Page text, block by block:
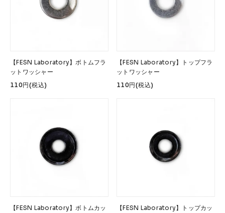
【FESN Laboratory】ボトムフラ
ットワッシャー
110円(税込)
【FESN Laboratory】トップフラ
ットワッシャー
110円(税込)
【FESN Laboratory】ボトムカッ
【FESN Laboratory】トップカッ